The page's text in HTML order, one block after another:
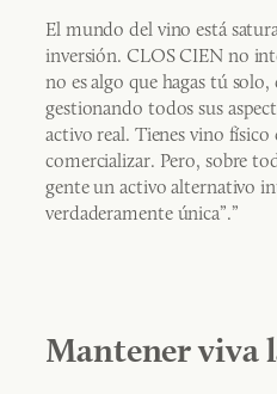
El mundo del vino está
inversión. CLOS CIEN no
no es algo que hagas tú
gestionando todos sus
activo real. Tienes vino
comercializar. Pero, sobre
gente un activo alternativo
verdaderamente única”.”
Mantener viva